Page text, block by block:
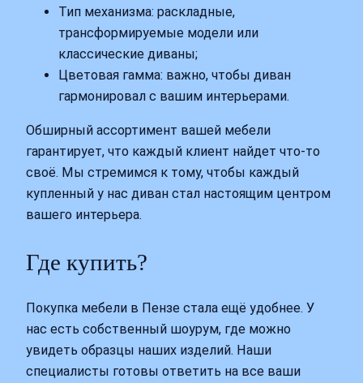
Тип механизма: раскладные,
трансформируемые модели или
классические диваны;
Цветовая гамма: важно, чтобы диван
гармонировал с вашим интерьерами.
Обширный ассортимент вашей мебели
гарантирует, что каждый клиент найдет что-то
своё. Мы стремимся к тому, чтобы каждый
купленный у нас диван стал настоящим центром
вашего интерьера.
Где купить?
Покупка мебели в Пензе стала ещё удобнее. У
нас есть собственный шоурум, где можно
увидеть образцы наших изделий. Наши
специалисты готовы ответить на все ваши